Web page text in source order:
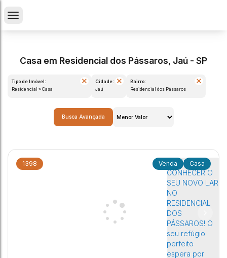
Casa em Residencial dos Pássaros, Jaú - SP
Tipo de Imóvel:
Residencial » Casa
Cidade:
Jaú
Bairro:
Residencial dos Pássaros
Busca Avançada
1398 Casa